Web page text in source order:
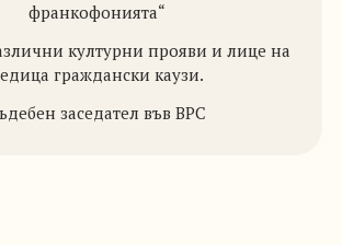
франкофонията“
културни прояви и лице на
граждански каузи.
заседател във ВРС